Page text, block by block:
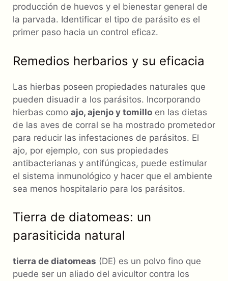
producción de huevos y el bienestar general de
la parvada. Identificar el tipo de parásito es el
primer paso hacia un control eficaz.
Remedios herbarios y su eficacia
Las hierbas poseen propiedades naturales que
pueden disuadir a los parásitos. Incorporando
hierbas como ajo, ajenjo y tomillo en las dietas
de las aves de corral se ha mostrado prometedor
para reducir las infestaciones de parásitos. El
ajo, por ejemplo, con sus propiedades
antibacterianas y antifúngicas, puede estimular
el sistema inmunológico y hacer que el ambiente
sea menos hospitalario para los parásitos.
Tierra de diatomeas: un
parasiticida natural
tierra de diatomeas (DE) es un polvo fino que
puede ser un aliado del avicultor contra los